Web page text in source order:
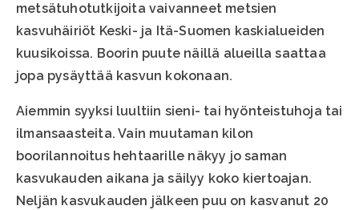
metsätuhotutkijoita vaivanneet metsien
kasvuhäiriöt Keski- ja Itä-Suomen kaskialueiden
kuusikoissa. Boorin puute näillä alueilla saattaa
jopa pysäyttää kasvun kokonaan.
Aiemmin syyksi luultiin sieni- tai hyönteistuhoja tai
ilmansaasteita. Vain muutaman kilon
boorilannoitus hehtaarille näkyy jo saman
kasvukauden aikana ja säilyy koko kiertoajan.
Neljän kasvukauden jälkeen puu on kasvanut 20